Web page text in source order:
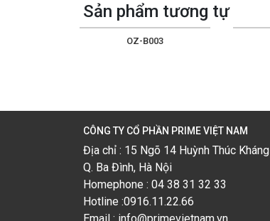
Sản phẩm tương tự
OZ-B003
CÔNG TY CỔ PHẦN PRIME VIỆT NAM
Địa chỉ : 15 Ngõ 14 Huỳnh Thúc Kháng
Q. Ba Đình, Hà Nội
Homephone : 04 38 31 32 33
Hotline :0916.11.22.66